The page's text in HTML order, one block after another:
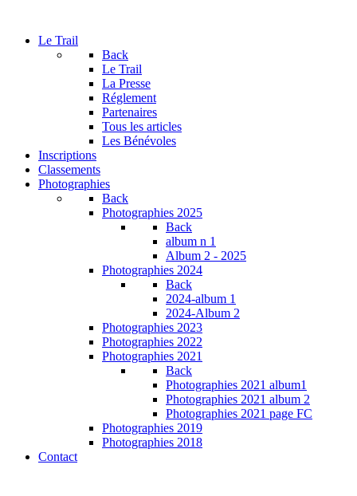
Le Trail
Back
Le Trail
La Presse
Réglement
Partenaires
Tous les articles
Les Bénévoles
Inscriptions
Classements
Photographies
Back
Photographies 2025
Back
album n 1
Album 2 - 2025
Photographies 2024
Back
2024-album 1
2024-Album 2
Photographies 2023
Photographies 2022
Photographies 2021
Back
Photographies 2021 album1
Photographies 2021 album 2
Photographies 2021 page FC
Photographies 2019
Photographies 2018
Contact